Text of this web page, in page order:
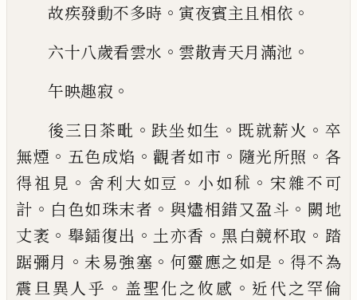
故疾發動不多時 。 寅夜賓主且相依 。
六十八歲看雲水 。 雲散青天月滿池 。
午映趣寂 。
後三日茶毗 。趺坐如生 。 既就薪火 。 卒
無煙 。 五色成焰 。觀者如市 。 隨光所照 。 各
得祖見 。 舍利大如豆 。 小如秫 。 宋雜不可
計 。 白色如珠末者 。 與燼相錯又盈斗 。 闕地
丈袤 。 舉鍤復出 。 土亦香 。黑白競杯取 。 踏
踞彌月 。 未易強塞 。 何靈應之如是 。 得不為
震旦異人乎 。 盖聖化之攸感 。 近代之罕倫